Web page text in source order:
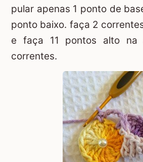
pular apenas 1 ponto de
ponto baixo. faça 2
e faça 11 pontos alto na
correntes.